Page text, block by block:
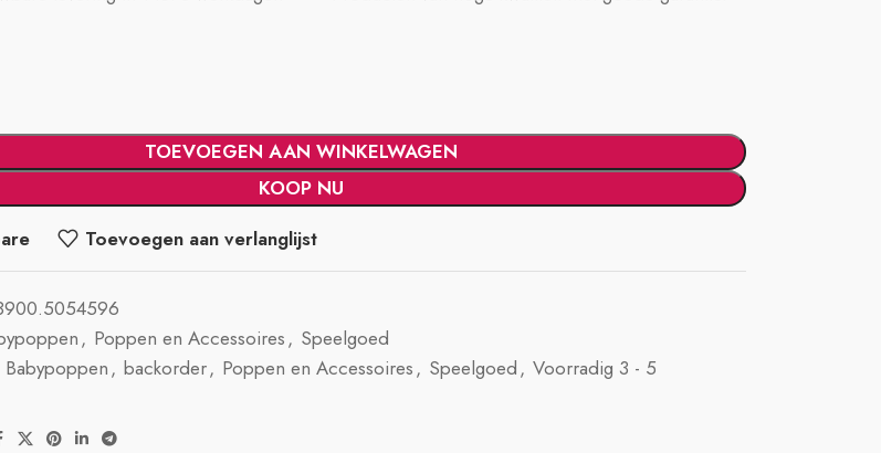
TOEVOEGEN AAN WINKELWAGEN
KOOP NU
Toevoegen aan verlanglijst
, Poppen en Accessoires, Speelgoed
Babypoppen, backorder, Poppen en Accessoires, Speelgoed, Voorradig 3 - 5